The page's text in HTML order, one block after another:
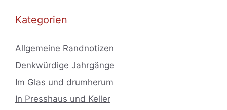
Kategorien
Allgemeine Randnotizen
Denkwürdige Jahrgänge
Im Glas und drumherum
In Presshaus und Keller